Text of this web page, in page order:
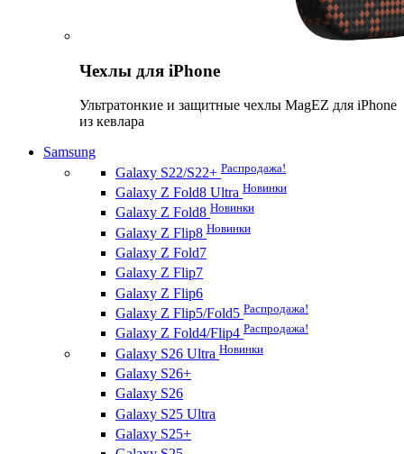
Чехлы для iPhone
Ультратонкие и защитные чехлы MagEZ для iPhone
из кевлара
Samsung
Galaxy S22/S22+ Распродажа!
Galaxy Z Fold8 Ultra Новинки
Galaxy Z Fold8 Новинки
Galaxy Z Flip8 Новинки
Galaxy Z Fold7
Galaxy Z Flip7
Galaxy Z Flip6
Galaxy Z Flip5/Fold5 Распродажа!
Galaxy Z Fold4/Flip4 Распродажа!
Galaxy S26 Ultra Новинки
Galaxy S26+
Galaxy S26
Galaxy S25 Ultra
Galaxy S25+